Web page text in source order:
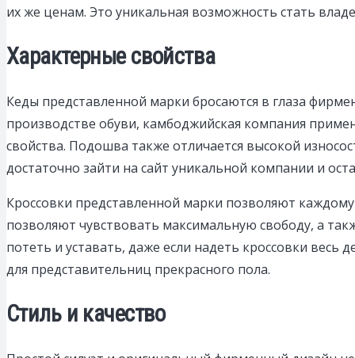
их же ценам. Это уникальная возможность стать
Характерные свойства
Кеды представленной марки бросаются в глаза
производстве обуви, камбоджийская компания
свойства. Подошва также отличается высокой
достаточно зайти на сайт уникальной компании и
Кроссовки представленной марки позволяют
позволяют чувствовать максимальную свободу, а
потеть и уставать, даже если надеть кроссовки
для представительниц прекрасного пола.
Стиль и качество